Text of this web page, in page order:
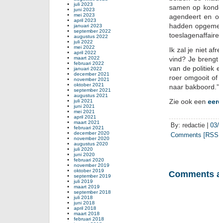
samen op
agendeert en
hadden
Ik zal je niet
vind? Je
van de politiek
roer omgooit
naar
Zie ook een
By: redactie |
Comments
Comments
juli 2023
juni 2023
mei 2023
april 2023
januari 2023
september 2022
augustus 2022
juli 2022
mei 2022
april 2022
maart 2022
februari 2022
januari 2022
december 2021
november 2021
oktober 2021
september 2021
augustus 2021
juli 2021
juni 2021
mei 2021
april 2021
maart 2021
februari 2021
december 2020
november 2020
augustus 2020
juli 2020
juni 2020
februari 2020
november 2019
oktober 2019
september 2019
juli 2019
maart 2019
september 2018
juli 2018
juni 2018
april 2018
maart 2018
februari 2018